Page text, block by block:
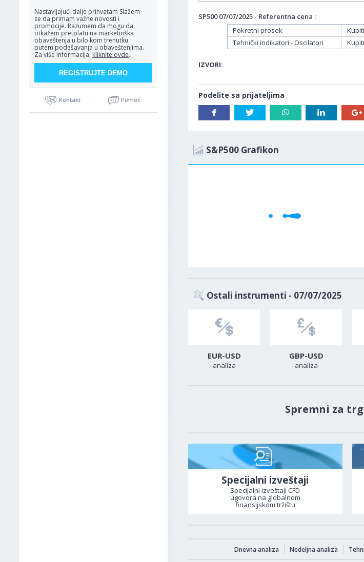
Nastavljajući dalje prihvatam Slažem
se da primam važne novosti i
promocije. Razumem da mogu da
otkažem pretplatu na marketinška
obaveštenja u bilo kom trenutku
putem podešavanja u obaveštenjima.
Za više informacija, kliknite ovde.
Kontakt Pomoć
SP500 07/07/2025 - Referentna cena :
Pokretni prosek
Tehnički indikatori - Oscilatori
IZVORI:
Podelite sa prijateljima
S&P500 Grafikon
Ostali instrumenti - 07/07/2025
EUR-USD
analiza
GBP-USD
analiza
Spremni za
Specijalni izveštaji
Specijalni izveštaji CFD
ugovora na globalnom
finansijskom tržištu
Dnevna analiza Nedeljna analiza